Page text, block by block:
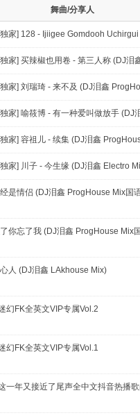
舞曲/分享人
是情侣 (DJ泪鑫 ProgHouse Mix国
你忘了我 (DJ泪鑫 ProgHouse Mix
人 (DJ泪鑫 LAkhouse Mix)
幻FK全英文VIP专属Vol.2
幻FK全英文VIP专属Vol.1
一年又接近了尾声全中文抖音热播